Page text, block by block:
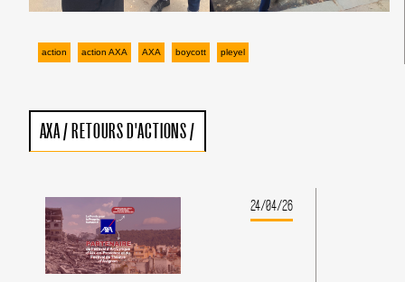
action action AXA AXA boycott pleyel
AXA/ RETOURS D'ACTIONS/
24/04/26